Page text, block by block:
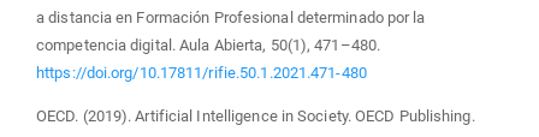
a distancia en Formación Profesional determinado por la
competencia digital. Aula Abierta, 50(1), 471–480.
https://doi.org/10.17811/rifie.50.1.2021.471-480
OECD. (2019). Artificial Intelligence in Society. OECD Publishing.